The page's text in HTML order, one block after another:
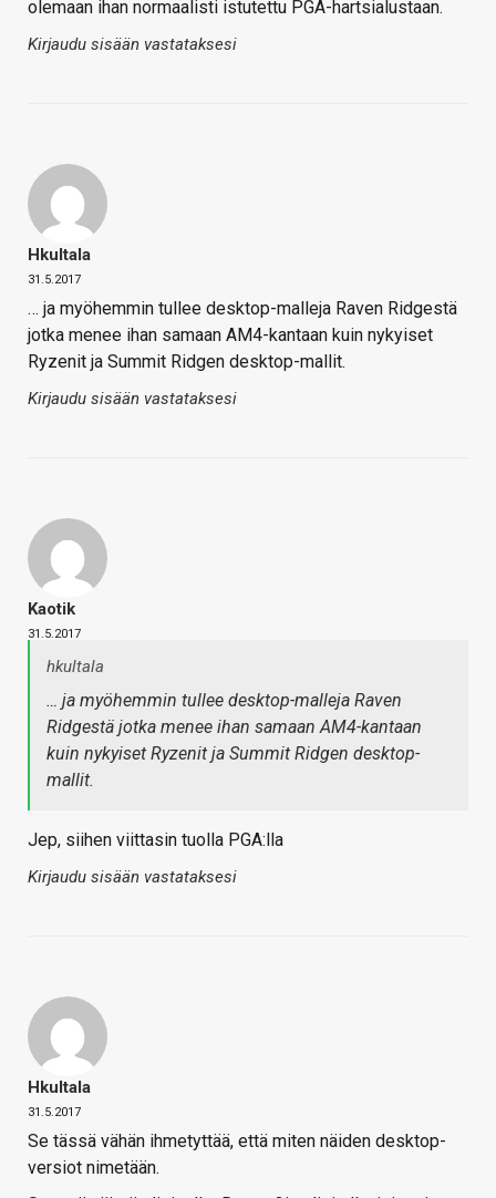
olemaan ihan normaalisti istutettu PGA-hartsialustaan.
Kirjaudu sisään vastataksesi
Hkultala
31.5.2017
… ja myöhemmin tullee desktop-malleja Raven Ridgestä
jotka menee ihan samaan AM4-kantaan kuin nykyiset
Ryzenit ja Summit Ridgen desktop-mallit.
Kirjaudu sisään vastataksesi
Kaotik
31.5.2017
hkultala
… ja myöhemmin tullee desktop-malleja Raven
Ridgestä jotka menee ihan samaan AM4-kantaan
kuin nykyiset Ryzenit ja Summit Ridgen desktop-
mallit.
Jep, siihen viittasin tuolla PGA:lla
Kirjaudu sisään vastataksesi
Hkultala
31.5.2017
Se tässä vähän ihmetyttää, että miten näiden desktop-
versiot nimetään.